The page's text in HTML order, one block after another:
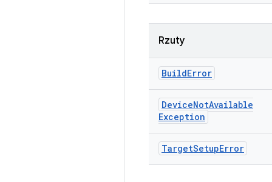
Rzuty
BuildError
DeviceNotAvailable
Exception
TargetSetupError